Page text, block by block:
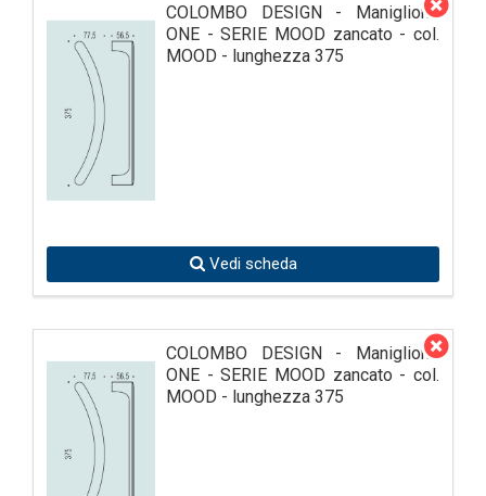
COLOMBO DESIGN - Maniglione
ONE - SERIE MOOD zancato - col.
MOOD - lunghezza 375
Vedi scheda
COLOMBO DESIGN - Maniglione
ONE - SERIE MOOD zancato - col.
MOOD - lunghezza 375